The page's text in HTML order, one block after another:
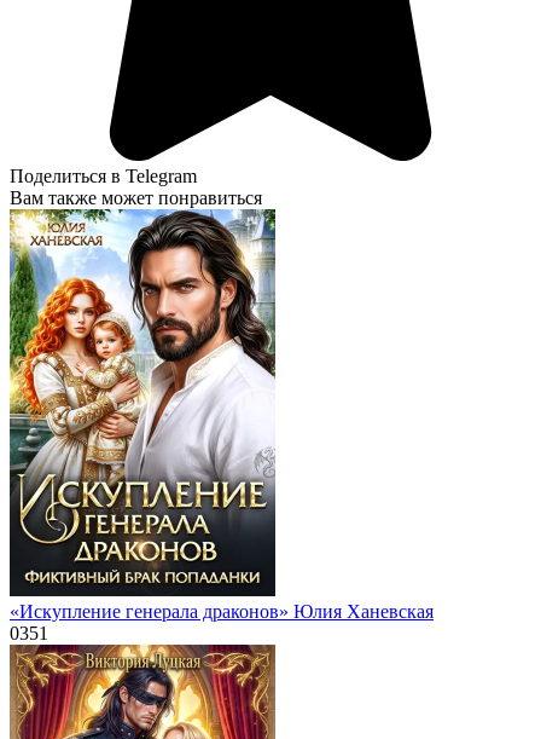
Поделиться в Telegram
Вам также может понравиться
«Искупление генерала драконов» Юлия Ханевская
0351